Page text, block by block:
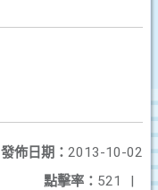
發佈日期： 2013-10-02
點擊率： 521 |